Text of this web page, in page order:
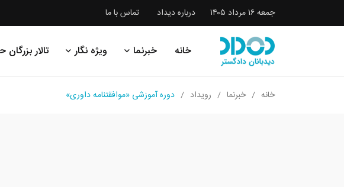
جمعه ۱۶ مرداد ۱۴۰۵ درباره دیداد تماس با ما
خانه خبرنما ویژه نگار تالار
خانه خبرنما رویداد دوره آموزشی «موافقتنامه داوری»